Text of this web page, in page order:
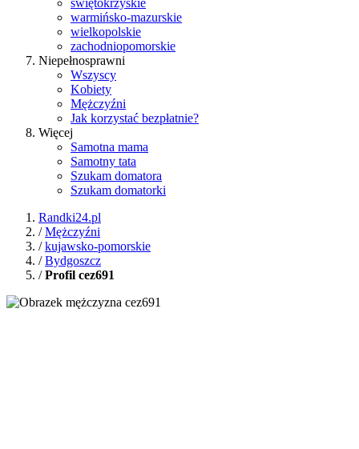
świętokrzyskie
warmińsko-mazurskie
wielkopolskie
zachodniopomorskie
Niepełnosprawni
Wszyscy
Kobiety
Mężczyźni
Jak korzystać bezpłatnie?
Więcej
Samotna mama
Samotny tata
Szukam domatora
Szukam domatorki
Randki24.pl
/Mężczyźni
/kujawsko-pomorskie
/Bydgoszcz
/Profil cez691